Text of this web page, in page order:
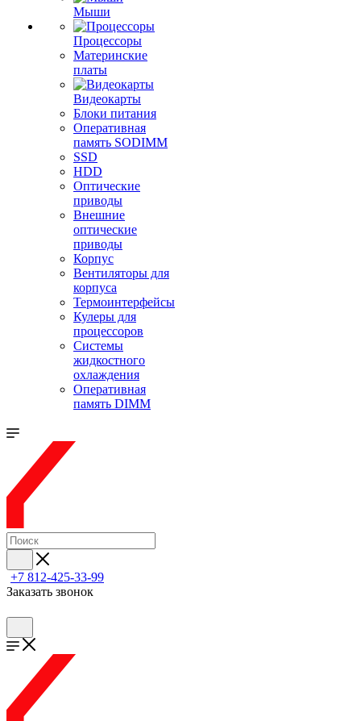
Мыши
Процессоры
Материнские
платы
Видеокарты
Блоки питания
Оперативная
память SODIMM
SSD
HDD
Оптические
приводы
Внешние
оптические
приводы
Корпус
Вентиляторы для
корпуса
Термоинтерфейсы
Кулеры для
процессоров
Системы
жидкостного
охлаждения
Оперативная
память DIMM
+7 812-425-33-99
Заказать звонок